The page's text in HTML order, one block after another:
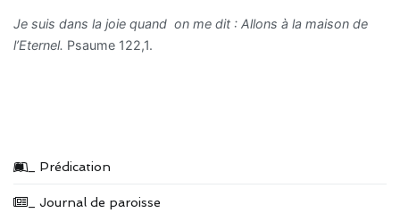
Je suis dans la joie quand on me dit : Allons à la maison de
l’Eternel. Psaume 122,1.
_ Prédication
_ Journal de paroisse